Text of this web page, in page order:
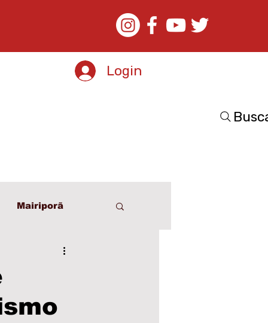
Login
Mairiporã
Esporte
Municipal